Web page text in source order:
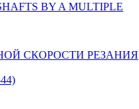
BY A MULTIPLE
СКОРОСТИ РЕЗАНИЯ